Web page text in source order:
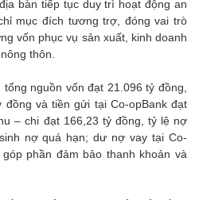
bàn tiếp tục duy trì hoạt động an
mục đích tương trợ, đóng vai trò
vốn phục vụ sản xuất, kinh doanh
thôn.
nguồn vốn đạt 21.096 tỷ đồng,
và tiền gửi tại Co-opBank đạt
– chi đạt 166,23 tỷ đồng, tỷ lệ nợ
nợ quá hạn; dư nợ vay tại Co-
phần đảm bảo thanh khoản và